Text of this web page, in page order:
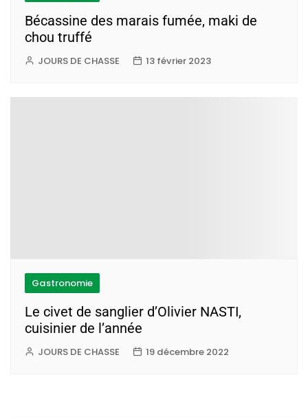
Bécassine des marais fumée, maki de
chou truffé
JOURS DE CHASSE 13 février 2023
Gastronomie
Le civet de sanglier d’Olivier NASTI,
cuisinier de l’année
JOURS DE CHASSE 19 décembre 2022